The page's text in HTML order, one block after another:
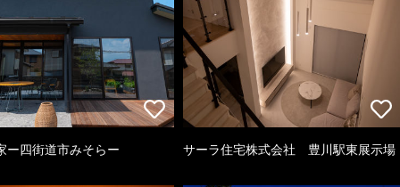
ー四街道市みそらー サーラ住宅株式会社 豊川駅東展示場